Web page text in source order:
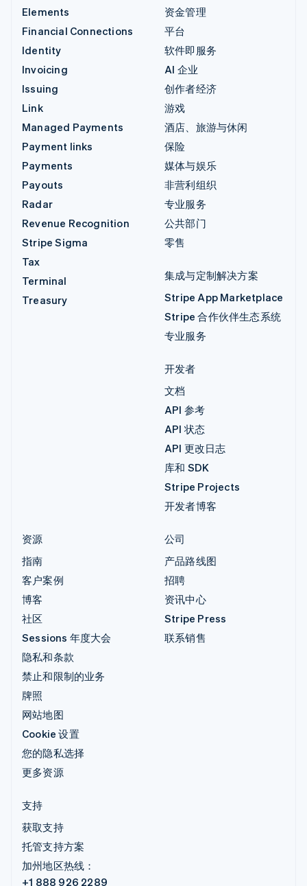
Elements
Financial Connections
Identity
Invoicing
Issuing
Link
Managed Payments
Payment links
Payments
Payouts
Radar
Revenue Recognition
Stripe Sigma
Tax
Terminal
Treasury
资金管理
平台
软件即服务
AI 企业
创作者经济
游戏
酒店、旅游与休闲
保险
媒体与娱乐
非营利组织
专业服务
公共部门
零售
集成与定制解决方案
Stripe App Marketplace
Stripe 合作伙伴生态系统
专业服务
开发者
文档
API 参考
API 状态
API 更改日志
库和 SDK
Stripe Projects
开发者博客
资源
指南
客户案例
博客
社区
Sessions 年度大会
隐私和条款
禁止和限制的业务
牌照
网站地图
Cookie 设置
您的隐私选择
更多资源
公司
产品路线图
招聘
资讯中心
Stripe Press
联系销售
支持
获取支持
托管支持方案
加州地区热线：
+1 888 926 2289